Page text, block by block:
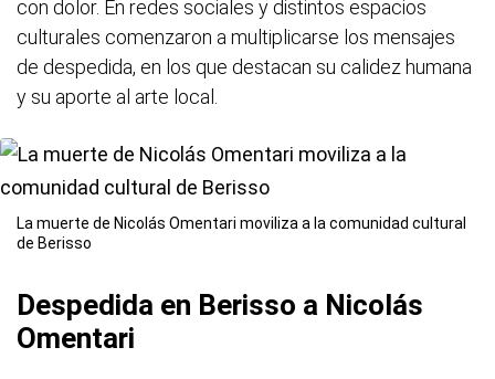
con dolor. En redes sociales y distintos espacios
culturales comenzaron a multiplicarse los mensajes
de despedida, en los que destacan su calidez humana
y su aporte al arte local.
La muerte de Nicolás Omentari moviliza a la comunidad cultural
de Berisso
Despedida en Berisso a Nicolás
Omentari